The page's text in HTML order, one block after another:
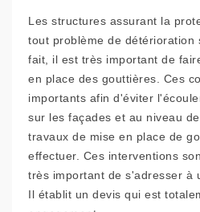
Les structures assurant la
tout problème de détérioration
fait, il est très important de
en place des gouttières. Ces
importants afin d'éviter
sur les façades et au niveau
travaux de mise en place de
effectuer. Ces interventions
très important de s'adresser à
Il établit un devis qui est